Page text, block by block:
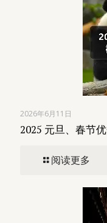
2026年6月11日
2025 元旦、春节
阅读更多